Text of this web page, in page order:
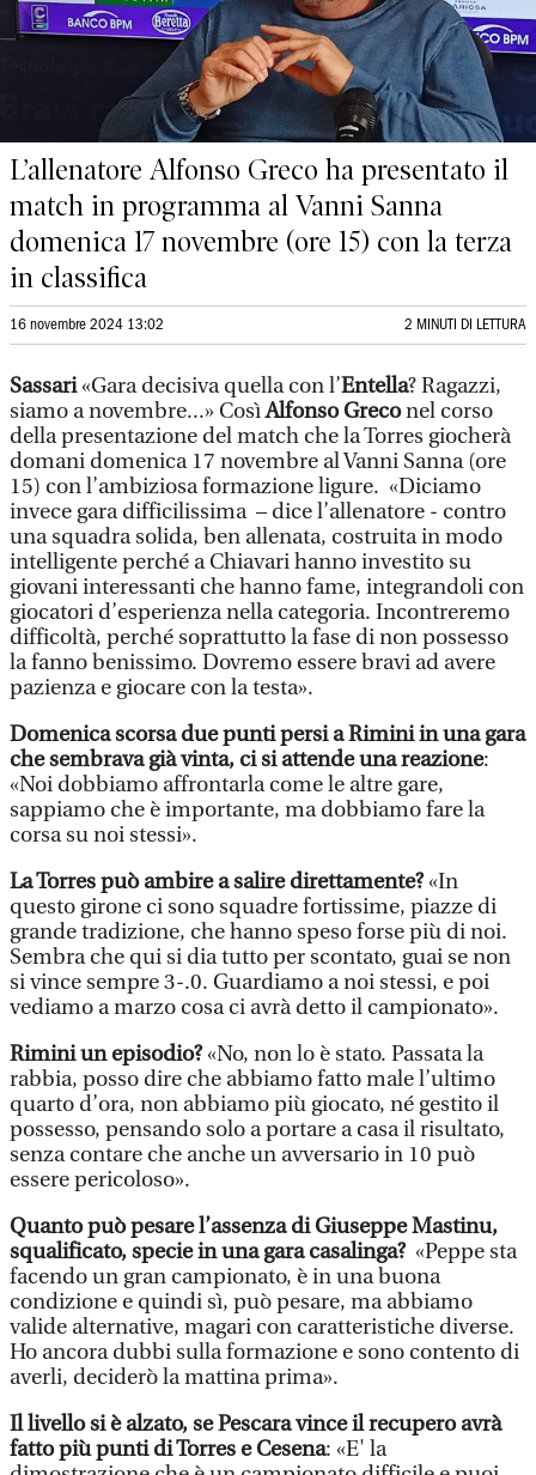
L’allenatore Alfonso Greco ha presentato il
match in programma al Vanni Sanna
domenica 17 novembre (ore 15) con la terza
in classifica
16 novembre 2024 13:02 2 MINUTI DI LETTURA
Sassari«Gara decisiva quella con l’Entella? Ragazzi,
siamo a novembre...» CosìAlfonso Greconel corso
della presentazione del match che la Torres giocherà
domani domenica 17 novembre al Vanni Sanna (ore
15) con l’ambiziosa formazione ligure. «Diciamo
invece gara difficilissima – dice l’allenatore - contro
una squadra solida, ben allenata, costruita in modo
intelligente perché a Chiavari hanno investito su
giovani interessanti che hanno fame, integrandoli con
giocatori d’esperienza nella categoria. Incontreremo
difficoltà, perché soprattutto la fase di non possesso
la fanno benissimo. Dovremo essere bravi ad avere
pazienza e giocare con la testa».
Domenica scorsa due punti persi a Rimini in una gara
che sembrava già vinta, ci si attende una reazione:
«Noi dobbiamo affrontarla come le altre gare,
sappiamo che è importante, ma dobbiamo fare la
corsa su noi stessi».
La Torres può ambire a salire direttamente?«In
questo girone ci sono squadre fortissime, piazze di
grande tradizione, che hanno speso forse più di noi.
Sembra che qui si dia tutto per scontato, guai se non
si vince sempre 3-.0. Guardiamo a noi stessi, e poi
vediamo a marzo cosa ci avrà detto il campionato».
Rimini un episodio?«No, non lo è stato. Passata la
rabbia, posso dire che abbiamo fatto male l’ultimo
quarto d’ora, non abbiamo più giocato, né gestito il
possesso, pensando solo a portare a casa il risultato,
senza contare che anche un avversario in 10 può
essere pericoloso».
Quanto può pesare l’assenza di Giuseppe Mastinu,
squalificato, specie in una gara casalinga?«Peppe sta
facendo un gran campionato, è in una buona
condizione e quindi sì, può pesare, ma abbiamo
valide alternative, magari con caratteristiche diverse.
Ho ancora dubbi sulla formazione e sono contento di
averli, deciderò la mattina prima».
Il livello si è alzato, se Pescara vince il recupero avrà
fatto più punti di Torres e Cesena: «E' la